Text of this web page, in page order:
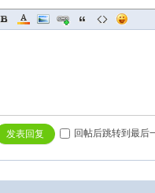
发表回复 回帖后跳转到最后